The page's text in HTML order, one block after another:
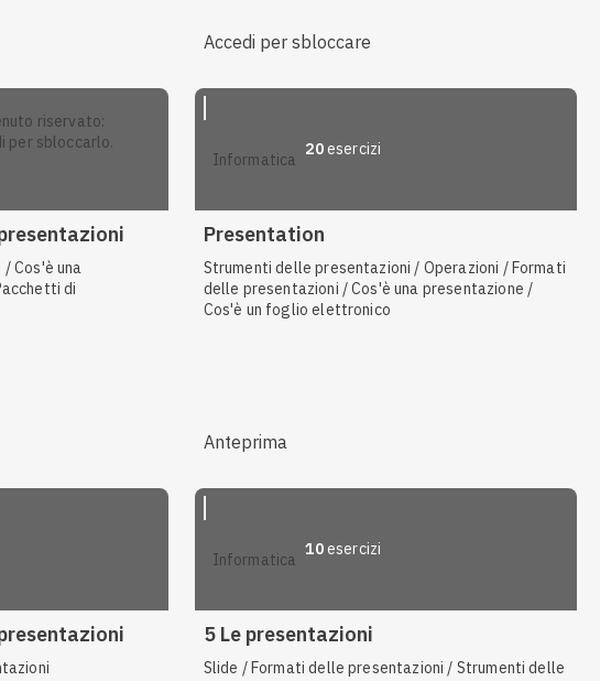
Accedi per sbloccare
per sbloccarlo.
Cos'è una
di
informatica
20esercizi
Presentation
Strumenti delle presentazioni / Operazioni / Formati
delle presentazioni / Cos'è una presentazione /
Cos'è un foglio elettronico
Anteprima
informatica
10esercizi
5 Le presentazioni
Slide / Formati delle presentazioni / Strumenti delle